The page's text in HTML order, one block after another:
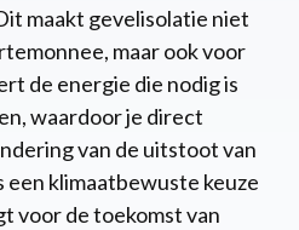
maakt gevelisolatie niet
maar ook voor
de energie die nodig is
waardoor je direct
van de uitstoot van
een klimaatbewuste keuze
voor de toekomst van